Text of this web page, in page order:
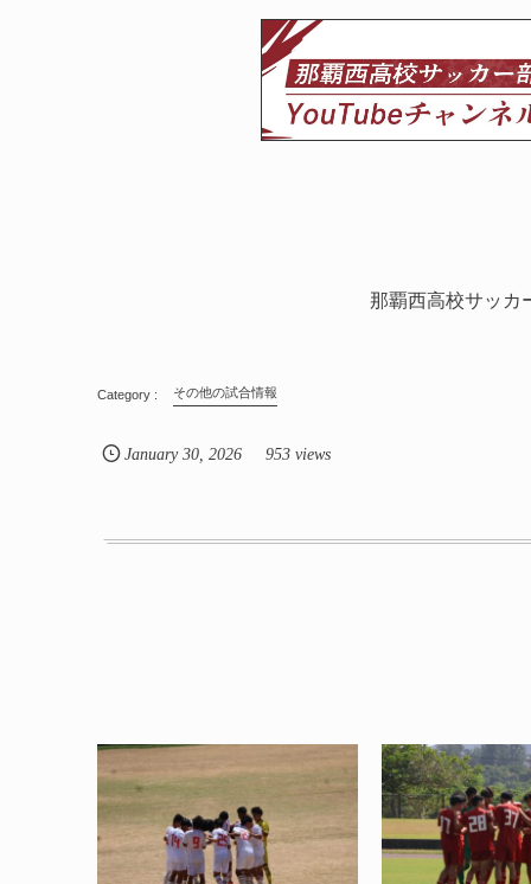
那覇西高校サッカ
その他の試合情報
January 30,2026 953 views